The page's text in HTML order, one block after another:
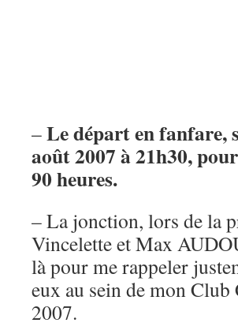
–Le départ en fanfare,
août 2007 à 21h30,
90 heures.
– La jonction, lors de la
Vincelette et Max
là pour me rappeler
eux au sein de mon
2007.